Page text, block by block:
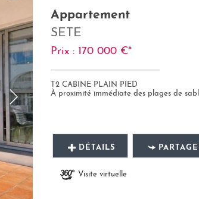
Appartement
SETE
Prix : 170 000 €*
T2 CABINE PLAIN PIED
À proximité immédiate des plages de sable fin,
DÉTAILS
Visite virtuelle